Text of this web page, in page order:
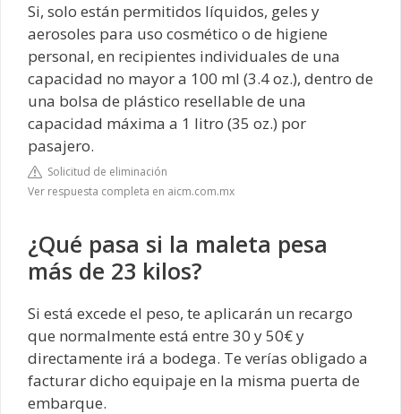
Si, solo están permitidos líquidos, geles y
aerosoles para uso cosmético o de higiene
personal, en recipientes individuales de una
capacidad no mayor a 100 ml (3.4 oz.), dentro de
una bolsa de plástico resellable de una
capacidad máxima a 1 litro (35 oz.) por
pasajero.
Solicitud de eliminación
Ver respuesta completa en aicm.com.mx
¿Qué pasa si la maleta pesa
más de 23 kilos?
Si está excede el peso, te aplicarán un recargo
que normalmente está entre 30 y 50€ y
directamente irá a bodega. Te verías obligado a
facturar dicho equipaje en la misma puerta de
embarque.